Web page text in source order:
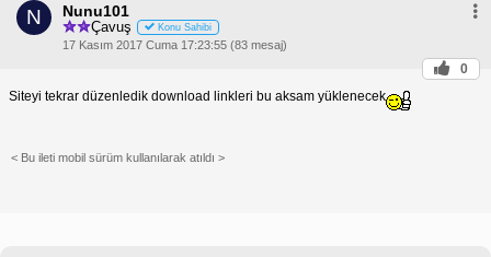
N Nunu101
Çavuş Konu Sahibi
17 Kasım 2017 Cuma 17:23:55 (83 mesaj)
0
Siteyi tekrar düzenledik download linkleri bu aksam yüklenecek
< Bu ileti mobil sürüm kullanılarak atıldı >